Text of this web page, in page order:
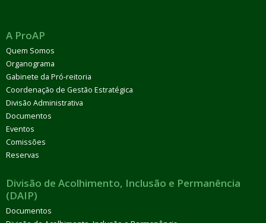
A ProAP
Quem Somos
Organograma
Gabinete da Pró-reitoria
Coordenação de Gestão Estratégica
Divisão Administrativa
Documentos
Eventos
Comissões
Reservas
Divisão de Acolhimento, Inclusão e Permanência
(DAIP)
Documentos